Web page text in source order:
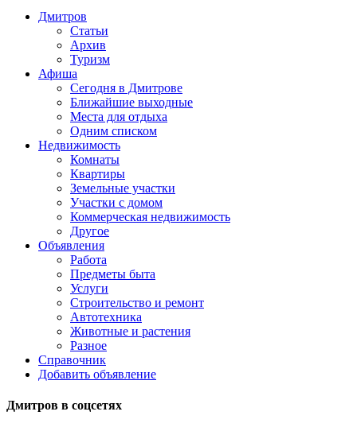
Дмитров
Статьи
Архив
Туризм
Афиша
Сегодня в Дмитрове
Ближайшие выходные
Места для отдыха
Одним списком
Недвижимость
Комнаты
Квартиры
Земельные участки
Участки с домом
Коммерческая недвижимость
Другое
Объявления
Работа
Предметы быта
Услуги
Строительство и ремонт
Автотехника
Животные и растения
Разное
Справочник
Добавить объявление
Дмитров в соцсетях